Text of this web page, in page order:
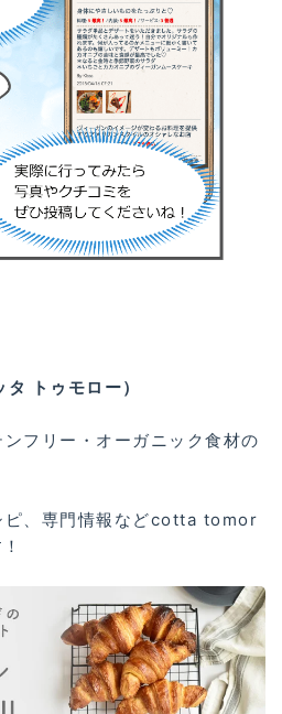
トゥモロー）
フリー・オーガニック食材の
ピ、専門情報などcotta tomor